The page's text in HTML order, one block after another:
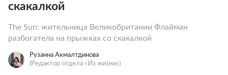
скакалкой
The Sun: жительница Великобритании Флайман
разбогатела на прыжках со скакалкой
Рузанна Акмалтдинова
(Редактор отдела «Из жизни»)